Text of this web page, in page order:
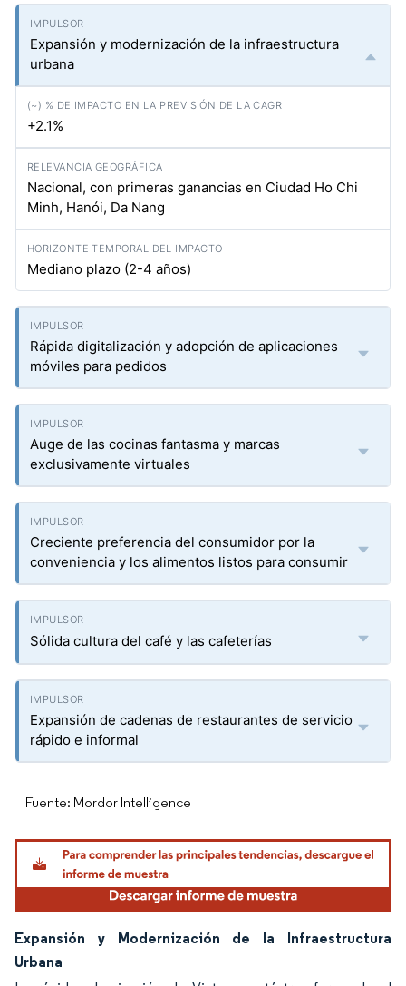
Expansión y modernización de la infraestructura
urbana
+2.1%
Nacional, con primeras ganancias en Ciudad Ho Chi
Minh, Hanói, Da Nang
Mediano plazo (2-4 años)
Rápida digitalización y adopción de aplicaciones
móviles para pedidos
Auge de las cocinas fantasma y marcas
exclusivamente virtuales
Creciente preferencia del consumidor por la
conveniencia y los alimentos listos para consumir
Sólida cultura del café y las cafeterías
Expansión de cadenas de restaurantes de servicio
rápido e informal
Fuente: Mordor Intelligence
Expansión y Modernización de la Infraestructura
Urbana